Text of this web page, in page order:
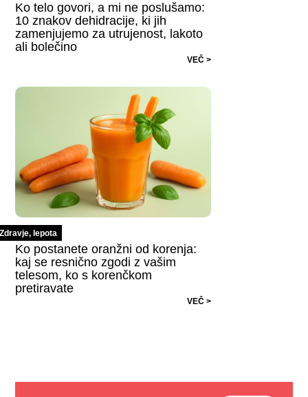
Ko telo govori, a mi ne poslušamo:
10 znakov dehidracije, ki jih
zamenjujemo za utrujenost, lakoto
ali bolečino
VEČ >
Zdravje, lepota
Ko postanete oranžni od korenja:
kaj se resnično zgodi z vašim
telesom, ko s korenčkom
pretiravate
VEČ >